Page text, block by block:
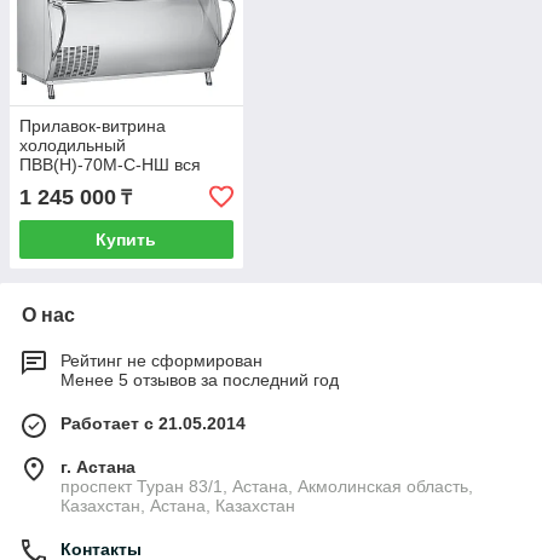
Прилавок-витрина
холодильный
ПВВ(Н)-70М-С-НШ вся
нерж., закрытый, с
гастроемкостями (1500)
1 245 000 ₸
Купить
О нас
Рейтинг не сформирован
Менее 5 отзывов за последний год
Работает с 21.05.2014
г. Астана
проспект Туран 83/1, Астана, Акмолинская область,
Казахстан, Астана, Казахстан
Контакты